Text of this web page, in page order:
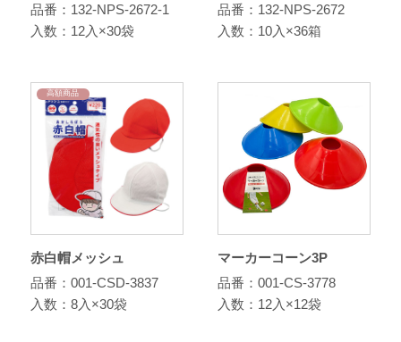
品番：132-NPS-2672-1
入数：12入×30袋
品番：132-NPS-2672
入数：10入×36箱
高額商品
赤白帽メッシュ
品番：001-CSD-3837
入数：8入×30袋
マーカーコーン3P
品番：001-CS-3778
入数：12入×12袋